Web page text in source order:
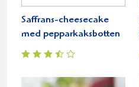
Saffrans-cheesecake
med pepparkaksbotten